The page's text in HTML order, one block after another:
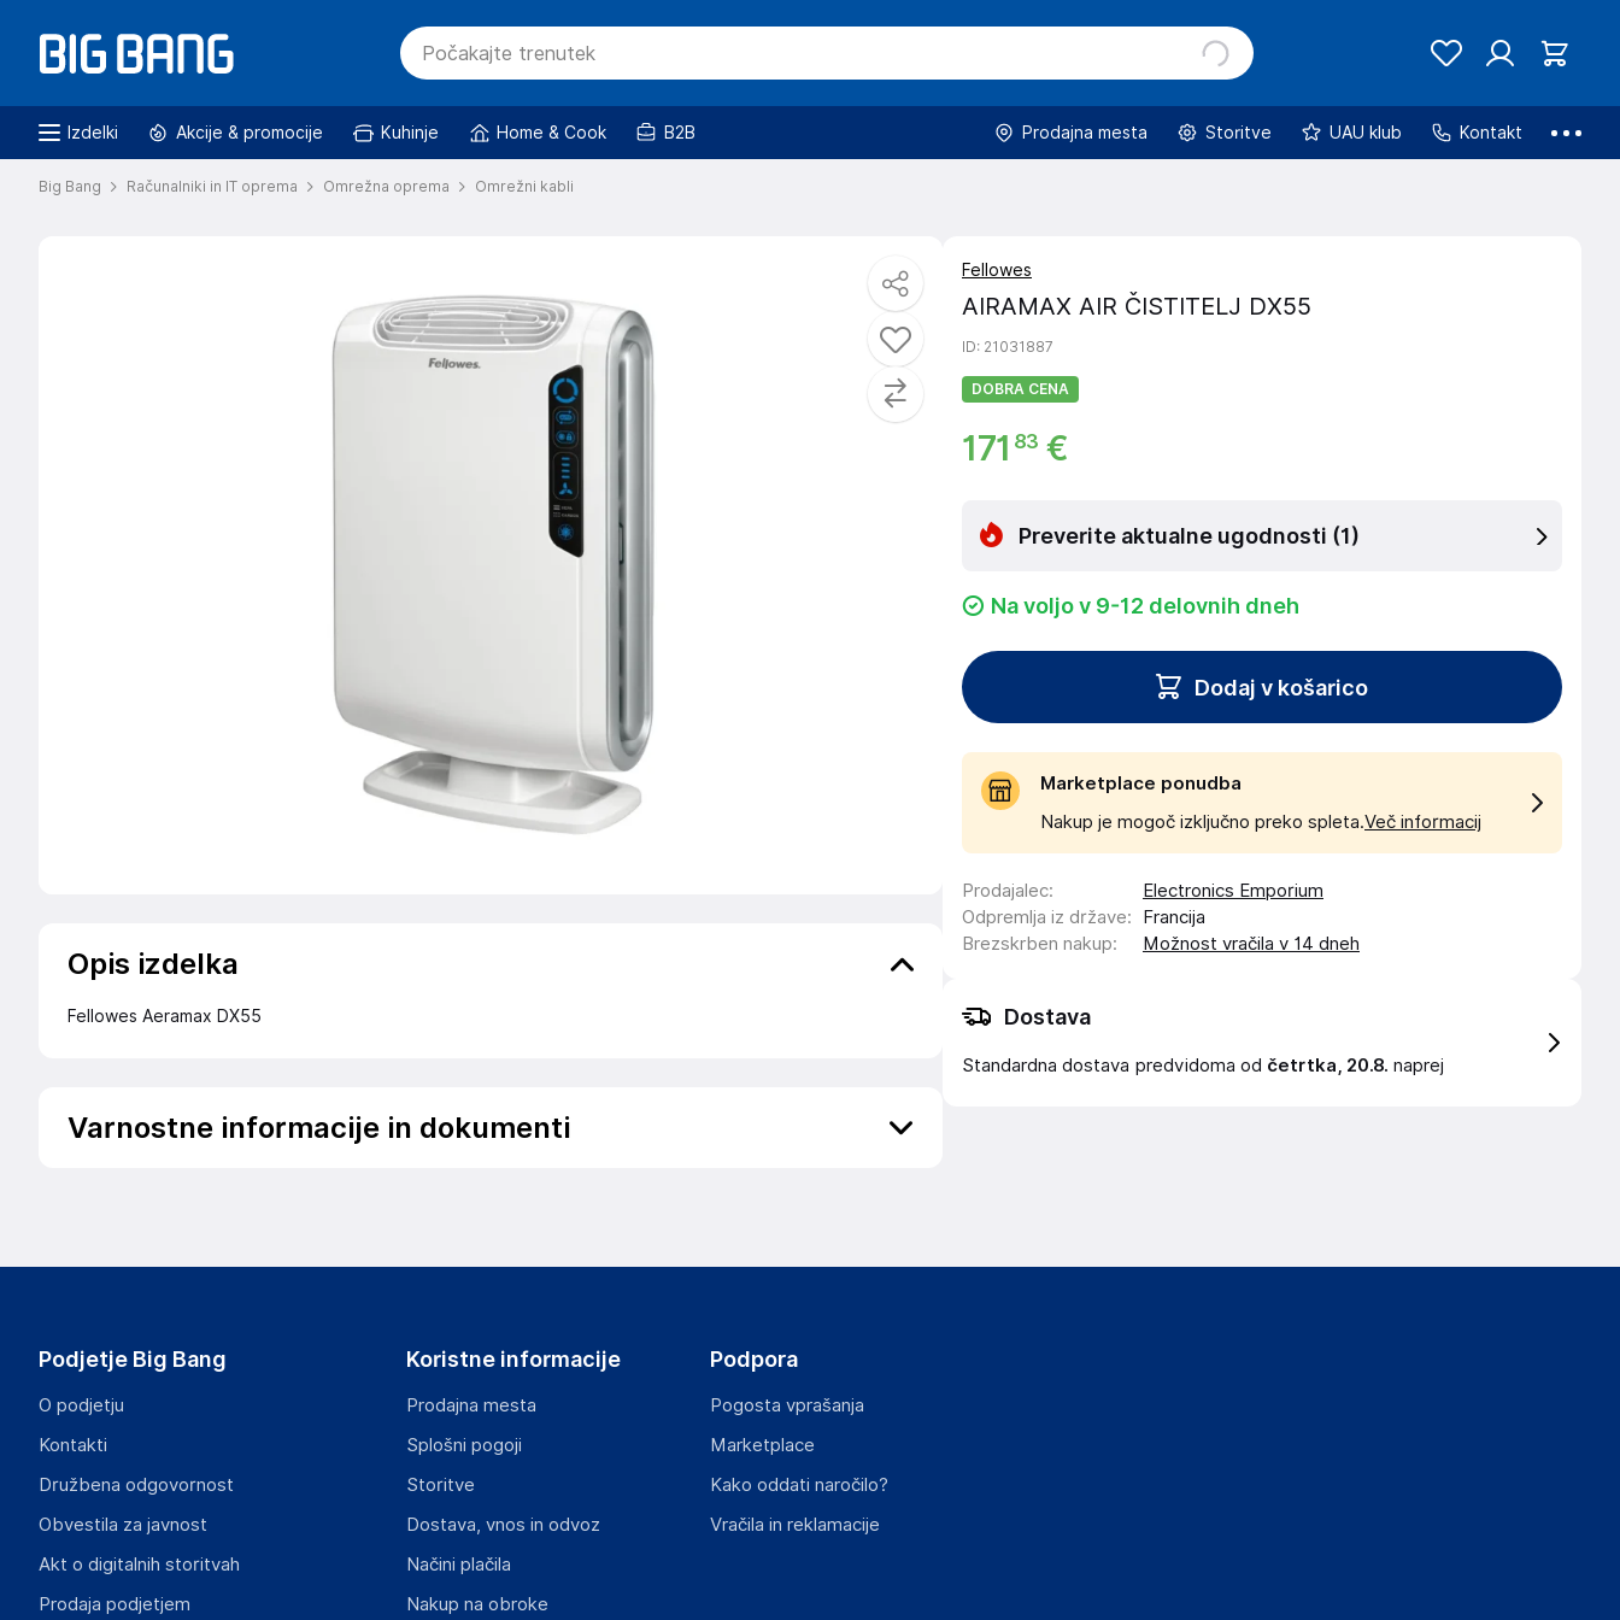
Izdelki Akcije & promocije Kuhinje Home & Cook B2B Prodajna mesta Storitve UAU klub Kontakt
Big Bang Računalniki in IT oprema Omrežna oprema Omrežni kabli
Opis izdelka
Fellowes Aeramax DX55
Varnostne informacije in dokumenti
cs-benelux@fellowes.com
Gospodarski subjekt s sedežem v EU, ki zagotavlja skladnost izdelka z zahtevanimi predpisi.
Gesworenhoekseweg 3a
NL
Fellowes
AIRAMAX AIR ČISTITELJ DX55
ID: 21031887
DOBRA CENA
171 83 €
Preverite aktualne ugodnosti (1)
Na voljo v 9-12 delovnih dneh
Dodaj v košarico
Marketplace ponudba
Nakup je mogoč izključno preko spleta.Več informacij
Prodajalec:
Electronics Emporium
Odpremlja iz države:
Francija
Brezskrben nakup: Možnost vračila v 14 dneh
Dostava
Standardna dostava predvidoma od četrtka, 20.8. naprej
Podjetje Big Bang
O podjetju
Kontakti
Družbena odgovornost
Obvestila za javnost
Akt o digitalnih storitvah
Prodaja podjetjem
Koristne informacije
Prodajna mesta
Splošni pogoji
Storitve
Dostava, vnos in odvoz
Načini plačila
Nakup na obroke
Podpora
Pogosta vprašanja
Marketplace
Kako oddati naročilo?
Vračila in reklamacije